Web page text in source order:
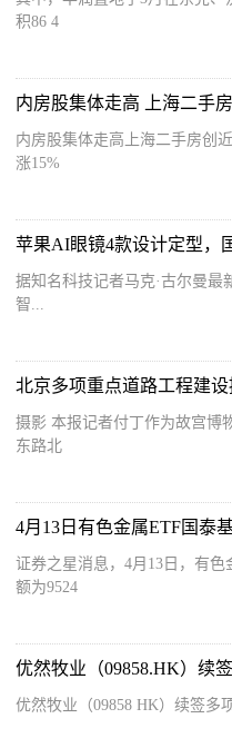
积86 4
内房股集体走高上海二手房创
涨15%
据知名科技记者马克·古尔曼
智...
北京多项重点道路工程建设
摄影 本报记者付丁作为故宫博
东路北
证券之星消息，4月13日，有色
额为9524
优然牧业（09858.HK）续
优然牧业（09858 HK）续签多